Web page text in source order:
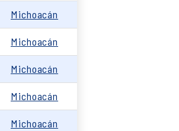
Michoacán
Michoacán
Michoacán
Michoacán
Michoacán